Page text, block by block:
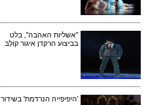
"אשליות האהבה", בלט
בביצוע הרקדן איגור קוֹלְבּ
'היפיפייה הנרדמת' בשידור